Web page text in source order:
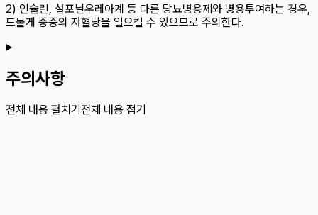
2) 인슐린, 설포닐우레아계 등 다른 당뇨병용제와 병용투여하는 경우,
드물게 중증의 저혈당을 일으킬 수 있으므로 주의한다.
주의사항
전체 내용 펼치기전체 내용 접기